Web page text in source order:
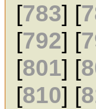
[783] [
[792] [
[801] [
[810] [